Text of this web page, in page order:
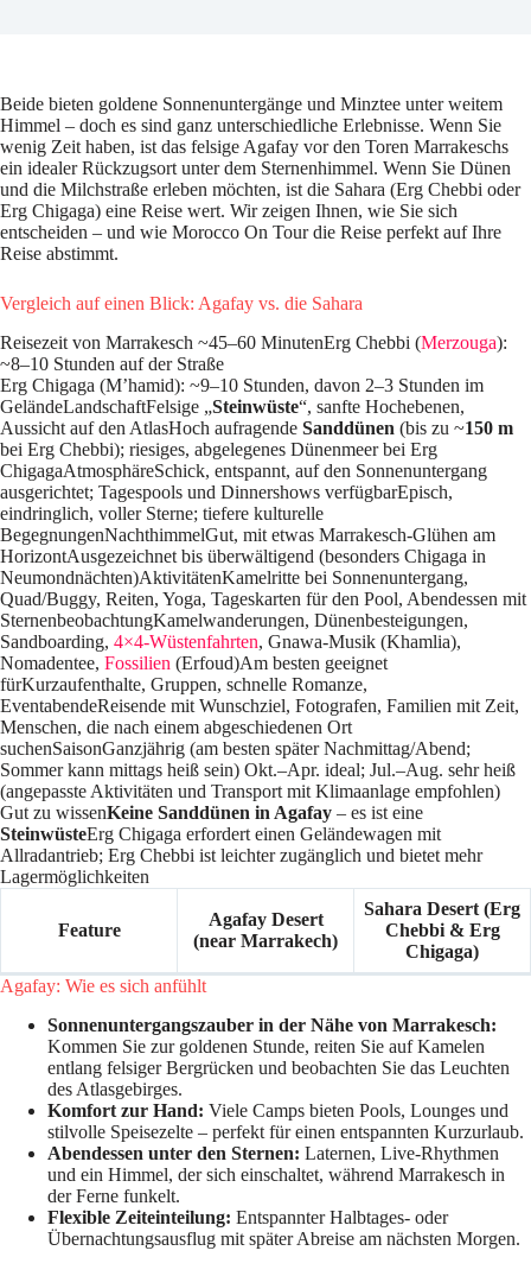
Beide bieten goldene Sonnenuntergänge und Minztee unter weitem
Himmel – doch es sind ganz unterschiedliche Erlebnisse. Wenn Sie
wenig Zeit haben, ist das felsige Agafay vor den Toren Marrakeschs
ein idealer Rückzugsort unter dem Sternenhimmel. Wenn Sie Dünen
und die Milchstraße erleben möchten, ist die Sahara (Erg Chebbi oder
Erg Chigaga) eine Reise wert. Wir zeigen Ihnen, wie Sie sich
entscheiden – und wie Morocco On Tour die Reise perfekt auf Ihre
Reise abstimmt.
Vergleich auf einen Blick: Agafay vs. die Sahara
Reisezeit von Marrakesch ~45–60 MinutenErg Chebbi (Merzouga):
~8–10 Stunden auf der Straße
Erg Chigaga (M’hamid): ~9–10 Stunden, davon 2–3 Stunden im
GeländeLandschaftFelsige „Steinwüste“, sanfte Hochebenen,
Aussicht auf den AtlasHoch aufragende Sanddünen (bis zu ~150 m
bei Erg Chebbi); riesiges, abgelegenes Dünenmeer bei Erg
ChigagaAtmosphäreSchick, entspannt, auf den Sonnenuntergang
ausgerichtet; Tagespools und Dinnershows verfügbarEpisch,
eindringlich, voller Sterne; tiefere kulturelle
BegegnungenNachthimmelGut, mit etwas Marrakesch-Glühen am
HorizontAusgezeichnet bis überwältigend (besonders Chigaga in
Neumondnächten)AktivitätenKamelritte bei Sonnenuntergang,
Quad/Buggy, Reiten, Yoga, Tageskarten für den Pool, Abendessen mit
SternenbeobachtungKamelwanderungen, Dünenbesteigungen,
Sandboarding, 4×4-Wüstenfahrten, Gnawa-Musik (Khamlia),
Nomadentee, Fossilien (Erfoud)Am besten geeignet
fürKurzaufenthalte, Gruppen, schnelle Romanze,
EventabendeReisende mit Wunschziel, Fotografen, Familien mit Zeit,
Menschen, die nach einem abgeschiedenen Ort
suchenSaisonGanzjährig (am besten später Nachmittag/Abend;
Sommer kann mittags heiß sein) Okt.–Apr. ideal; Jul.–Aug. sehr heiß
(angepasste Aktivitäten und Transport mit Klimaanlage empfohlen)
Gut zu wissenKeine Sanddünen in Agafay – es ist eine
SteinwüsteErg Chigaga erfordert einen Geländewagen mit
Allradantrieb; Erg Chebbi ist leichter zugänglich und bietet mehr
Lagermöglichkeiten
Feature
Agafay Desert
(near Marrakech)
Sahara Desert (Erg
Chebbi & Erg
Chigaga)
Agafay: Wie es sich anfühlt
Sonnenuntergangszauber in der Nähe von Marrakesch:
Kommen Sie zur goldenen Stunde, reiten Sie auf Kamelen
entlang felsiger Bergrücken und beobachten Sie das Leuchten
des Atlasgebirges.
Komfort zur Hand: Viele Camps bieten Pools, Lounges und
stilvolle Speisezelte – perfekt für einen entspannten Kurzurlaub.
Abendessen unter den Sternen: Laternen, Live-Rhythmen
und ein Himmel, der sich einschaltet, während Marrakesch in
der Ferne funkelt.
Flexible Zeiteinteilung: Entspannter Halbtages- oder
Übernachtungsausflug mit später Abreise am nächsten Morgen.